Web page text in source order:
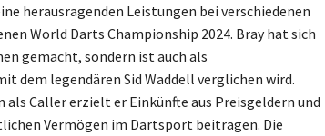
herausragenden Leistungen bei verschiedenen
World Darts Championship 2024. Bray hat sich
gemacht, sondern ist auch als
dem legendären Sid Waddell verglichen wird.
Caller erzielt er Einkünfte aus Preisgeldern und
Vermögen im Dartsport beitragen. Die